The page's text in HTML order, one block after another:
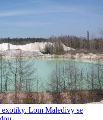
exotiky. Lom Maledivy se